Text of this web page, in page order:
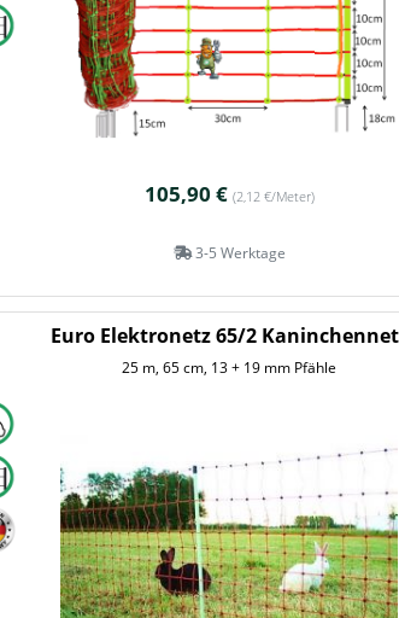
105,90 € (2,12 €/Meter)
3-5 Werktage
Euro Elektronetz 65/2
25 m, 65 cm, 13 + 19 mm Pfähle